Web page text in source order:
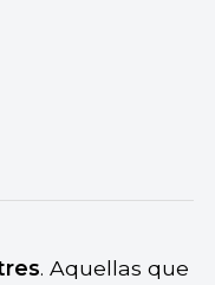
. Aquellas que